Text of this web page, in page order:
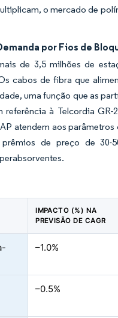
o mercado de
por Fios de
de 3,5 milhões de
cabos de fibra que
uma função que as
à Telcordia
atendem aos
de preço de 30-
IMPACTO (%) NA
PREVISÃO DE CAGR
–1.0%
–0.5%